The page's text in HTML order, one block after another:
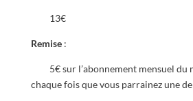
13€
Remise :
5€ sur l’abonnement mensuel du
chaque fois que vous parrainez une